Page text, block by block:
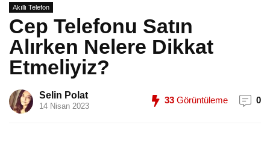
Akıllı Telefon
Cep Telefonu Satın
Alırken Nelere Dikkat
Etmeliyiz?
Selin Polat
14 Nisan 2023
33 Görüntüleme 0